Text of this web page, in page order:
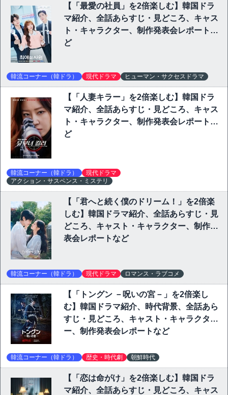
【「最愛の社員」を2倍楽しむ】韓国ドラ
マ紹介、全話あらすじ・見どころ、キャス
ト・キャラクター、制作発表会レポートな
ど
韓流コーナー（韓ドラ） 現代ドラマ ヒューマン・サクセスドラマ
【「人妻キラー」を2倍楽しむ】韓国ドラ
マ紹介、全話あらすじ・見どころ、キャス
ト・キャラクター、制作発表会レポートな
ど
韓流コーナー（韓ドラ）
現代ドラマ
アクション・サスペンス・ミステリ
【「君へと続く僕のドリーム！」を2倍楽
しむ】韓国ドラマ紹介、全話あらすじ・見
どころ、キャスト・キャラクター、制作発
表会レポートなど
韓流コーナー（韓ドラ） 現代ドラマ ロマンス・ラブコメ
【「トングン －呪いの宮－」を2倍楽し
む】韓国ドラマ紹介、時代背景、全話あら
すじ・見どころ、キャスト・キャラクタ
ー、制作発表会レポートなど
韓流コーナー（韓ドラ） 歴史・時代劇 朝鮮時代
【「恋は命がけ」を2倍楽しむ】韓国ドラ
マ紹介、全話あらすじ・見どころ、キャス